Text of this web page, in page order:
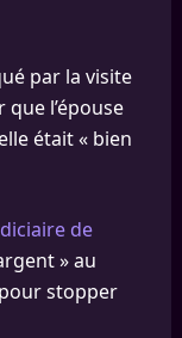
par la visite
l’épouse
était « bien
de
» au
stopper